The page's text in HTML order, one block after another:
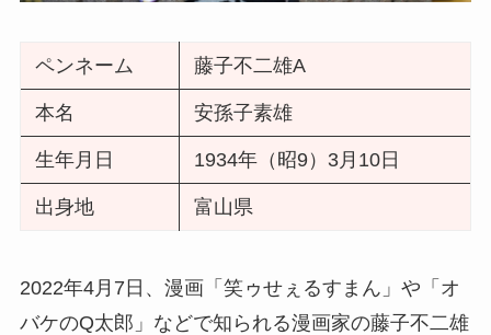
ペンネーム 藤子不二雄A
本名 安孫子素雄
生年月日 1934年（昭9）3月10日
出身地 富山県
2022年4月7日、漫画「笑ゥせぇるすまん」や「オ
バケのQ太郎」などで知られる漫画家の藤子不二雄